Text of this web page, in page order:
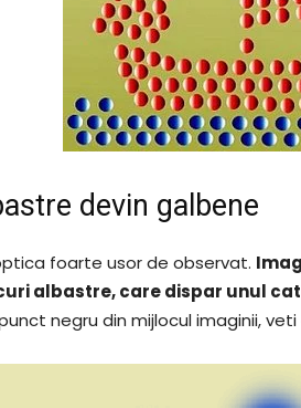
devin galbene
foarte usor de observat.
albastre, care dispar unul
negru din mijlocul imaginii,